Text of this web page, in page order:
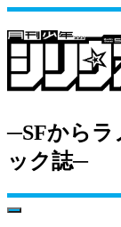
─SFからラ
ック誌─
toggle navigation